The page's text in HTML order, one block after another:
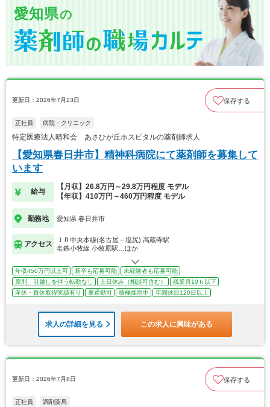
愛知県の
更新日：2026年7月23日 保存する
正社員 病院・クリニック
特定医療法人晴和会 あさひが丘ホスピタルの薬剤師求人
【愛知県春日井市】精神科病院にて薬剤師を募集して
います
給与
【月収】26.8万円～29.8万円程度 モデル
【年収】410万円～460万円程度 モデル
勤務地 愛知県 春日井市
アクセス
ＪＲ中央本線(名古屋－塩尻) 高蔵寺駅
名鉄小牧線 小牧原駅…ほか
年収450万円以上可 新卒も応募可能
未経験者も応募可能
原則、引越しを伴う転勤なし
土日休み（相談可含む）
残業月10ｈ以下
産休・育休取得実績有り
車通勤可 積極採用中 年間休日120日以上
求人の詳細を見る この求人に興味がある
更新日：2026年7月8日 保存する
正社員 調剤薬局